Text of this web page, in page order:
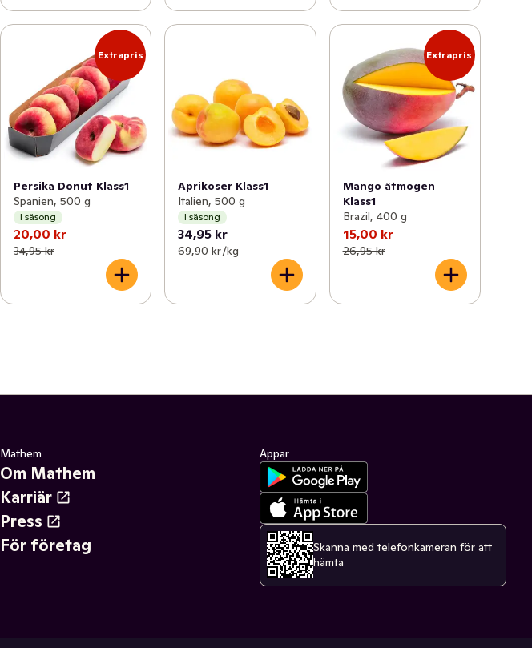
Extrapris
Persika Donut Klass1
Spanien, 500 g
I säsong
20,00 kr
34,95 kr
Aprikoser Klass1
Italien, 500 g
I säsong
34,95 kr
69,90 kr /kg
Extrapris
Mango ätmogen
Klass1
Brazil, 400 g
15,00 kr
26,95 kr
Mathem
Om Mathem
Karriär
Press
För företag
Appar
Skanna med telefonkameran för att
hämta